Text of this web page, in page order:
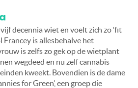
decennia wiet en voelt zich zo ‘fit
Francey is allesbehalve het
is zelfs zo gek op de wietplant
wegdeed en nu zelf cannabis
kweekt. Bovendien is de dame
for Green’, een groep die